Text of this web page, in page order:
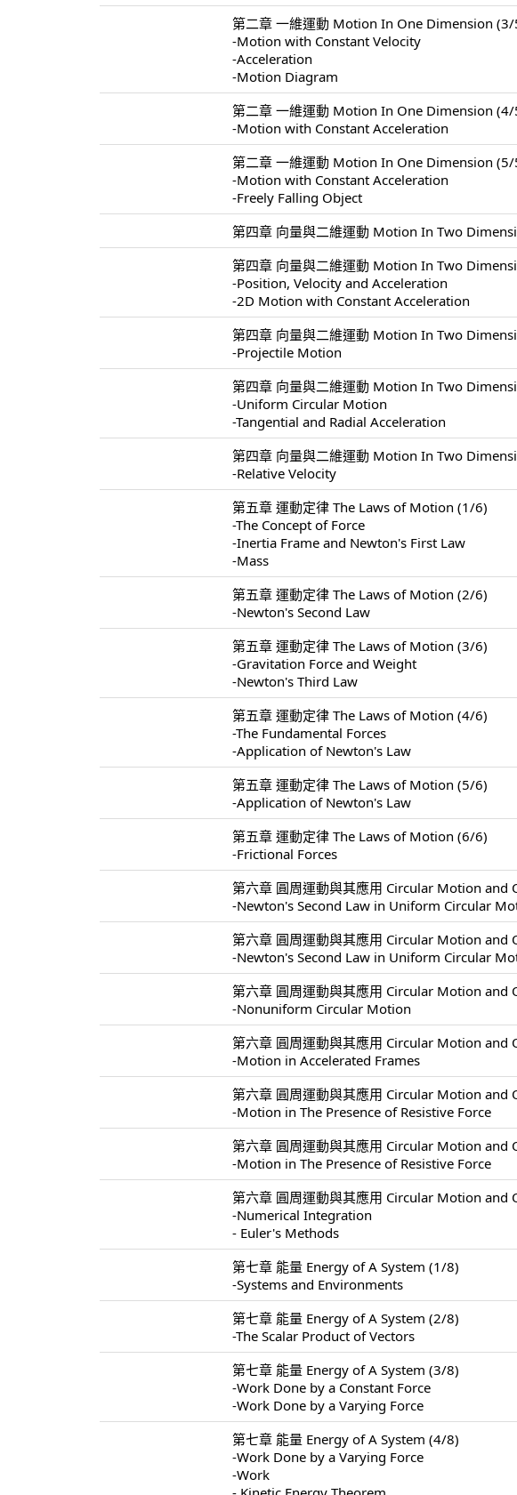
第二章 一維運動 Motion In One Dimension (3/
-Motion with Constant Velocity
-Acceleration
-Motion Diagram
第二章 一維運動 Motion In One Dimension (4/
-Motion with Constant Acceleration
第二章 一維運動 Motion In One Dimension (5/
-Motion with Constant Acceleration
-Freely Falling Object
第四章 向量與二維運動 Motion In Two
第四章 向量與二維運動 Motion In Two
-Position, Velocity and Acceleration
-2D Motion with Constant Acceleration
第四章 向量與二維運動 Motion In Two
-Projectile Motion
第四章 向量與二維運動 Motion In Two
-Uniform Circular Motion
-Tangential and Radial Acceleration
第四章 向量與二維運動 Motion In Two
-Relative Velocity
第五章 運動定律 The Laws of Motion (1/6)
-The Concept of Force
-Inertia Frame and Newton's First Law
-Mass
第五章 運動定律 The Laws of Motion (2/6)
-Newton's Second Law
第五章 運動定律 The Laws of Motion (3/6)
-Gravitation Force and Weight
-Newton's Third Law
第五章 運動定律 The Laws of Motion (4/6)
-The Fundamental Forces
-Application of Newton's Law
第五章 運動定律 The Laws of Motion (5/6)
-Application of Newton's Law
第五章 運動定律 The Laws of Motion (6/6)
-Frictional Forces
第六章 圓周運動與其應用 Circular Motion
-Newton's Second Law in Uniform Circular
第六章 圓周運動與其應用 Circular Motion
-Newton's Second Law in Uniform Circular
第六章 圓周運動與其應用 Circular Motion
-Nonuniform Circular Motion
第六章 圓周運動與其應用 Circular Motion
-Motion in Accelerated Frames
第六章 圓周運動與其應用 Circular Motion
-Motion in The Presence of Resistive Force
第六章 圓周運動與其應用 Circular Motion
-Motion in The Presence of Resistive Force
第六章 圓周運動與其應用 Circular Motion
-Numerical Integration
- Euler's Methods
第七章 能量 Energy of A System (1/8)
-Systems and Environments
第七章 能量 Energy of A System (2/8)
-The Scalar Product of Vectors
第七章 能量 Energy of A System (3/8)
-Work Done by a Constant Force
-Work Done by a Varying Force
第七章 能量 Energy of A System (4/8)
-Work Done by a Varying Force
-Work